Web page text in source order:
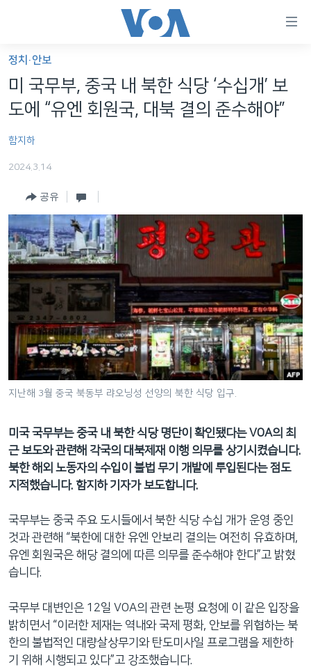
가
능
링
인
츠
로
이
동
인
네
션
로
검
로
라디오
프로그램
주파수 안내
언어 선택
정치·안보
미 국무부, 중국 내 북한 식당 ‘수십개’ 보
도에 “유엔 회원국, 대북 결의 준수해야”
함지하
2024.3.14
공유
지난해 3월 중국 북동부 랴오닝성 선양의 북한 식당 입구.
미국 국무부는 중국 내 북한 식당 명단이 확인됐다는 VOA의 최
근 보도와 관련해 각국의 대북제재 이행 의무를 상기시켰습니다.
북한 해외 노동자의 수입이 불법 무기 개발에 투입된다는 점도
지적했습니다. 함지하 기자가 보도합니다.
국무부는 중국 주요 도시들에서 북한 식당 수십 개가 운영 중인
것과 관련해 “북한에 대한 유엔 안보리 결의는 여전히 유효하며,
유엔 회원국은 해당 결의에 따른 의무를 준수해야 한다”고 밝혔
습니다.
국무부 대변인은 12일 VOA의 관련 논평 요청에 이 같은 입장을
밝히면서 “이러한 제재는 역내와 국제 평화, 안보를 위협하는 북
한의 불법적인 대량살상무기와 탄도미사일 프로그램을 제한하
기 위해 시행되고 있다”고 강조했습니다.